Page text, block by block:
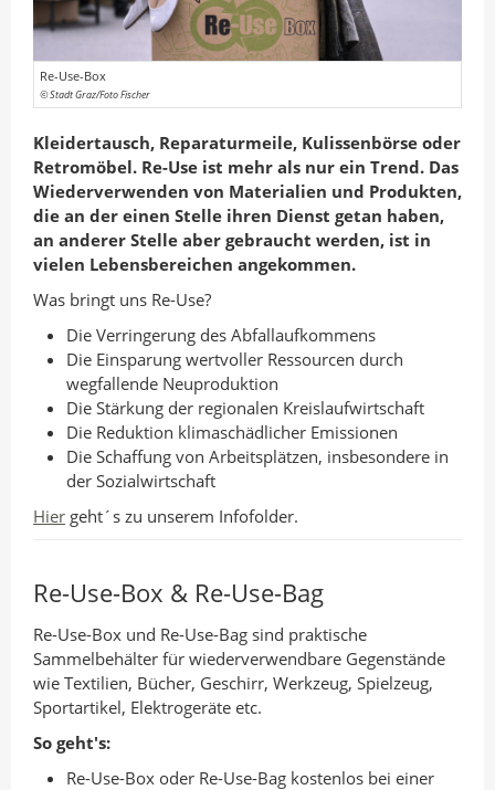
n
A
u
t
o
r
I
t
e
i
l
e
n
o
k
e
l
e
n
Re-Use-Box
© Stadt Graz/Foto Fischer
Kleidertausch, Reparaturmeile, Kulissenbörse oder
Retromöbel. Re-Use ist mehr als nur ein Trend. Das
Wiederverwenden von Materialien und Produkten,
die an der einen Stelle ihren Dienst getan haben,
an anderer Stelle aber gebraucht werden, ist in
vielen Lebensbereichen angekommen.
Was bringt uns Re-Use?
Die Verringerung des Abfallaufkommens
Die Einsparung wertvoller Ressourcen durch
wegfallende Neuproduktion
Die Stärkung der regionalen Kreislaufwirtschaft
Die Reduktion klimaschädlicher Emissionen
Die Schaffung von Arbeitsplätzen, insbesondere in
der Sozialwirtschaft
Hier geht´s zu unserem Infofolder.
Re-Use-Box & Re-Use-Bag
Re-Use-Box und Re-Use-Bag sind praktische
Sammelbehälter für wiederverwendbare Gegenstände
wie Textilien, Bücher, Geschirr, Werkzeug, Spielzeug,
Sportartikel, Elektrogeräte etc.
So geht's:
Re-Use-Box oder Re-Use-Bag kostenlos bei einer